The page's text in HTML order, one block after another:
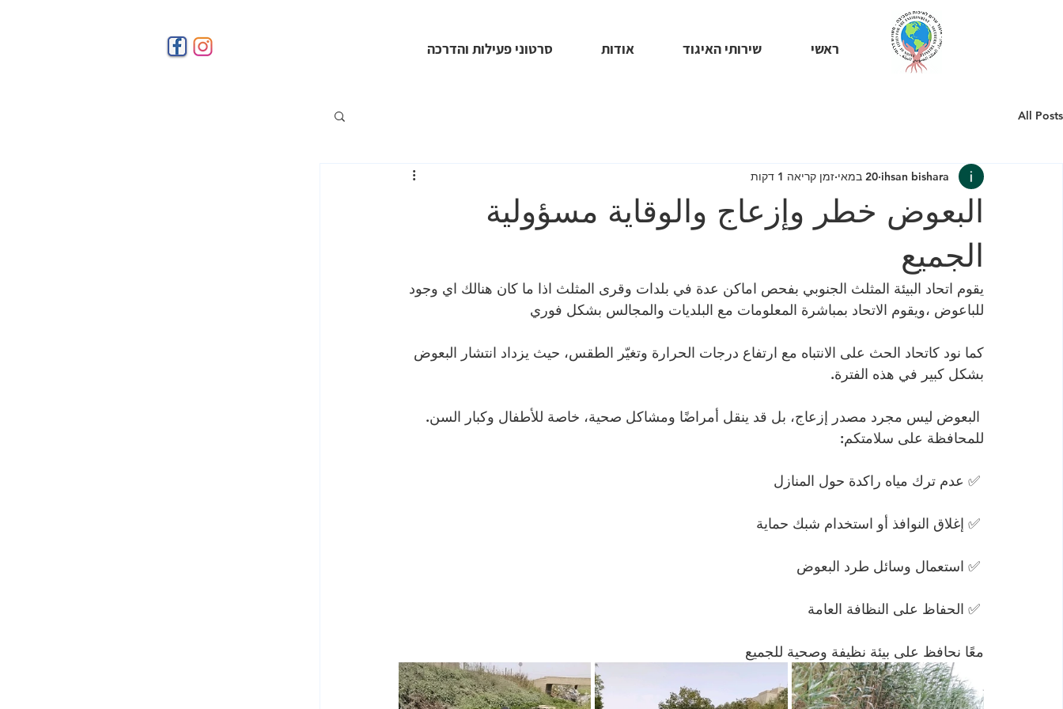
ראשי שירותי האיגוד אודות סרטוני פעילות והדרכה
All Posts
البعوض خطر وإزعاج والوقاية مسؤولية
الجميع
ihsan bishara 20 במאי זמן קריאה 1 דקות
يقوم اتحاد البيئة المثلث الجنوبي بفحص اماكن عدة في بلدات وقرى المثلث اذا ما كان هنالك اي وجود
للباعوض ،ويقوم الاتحاد بمباشرة المعلومات مع البلديات والمجالس بشكل فوري
كما نود كاتحاد الحث على الانتباه مع ارتفاع درجات الحرارة وتغيّر الطقس، حيث يزداد انتشار البعوض
بشكل كبير في هذه الفترة.
للمحافظة على سلامتكم:
معًا نحافظ على بيئة نظيفة وصحية للجميع